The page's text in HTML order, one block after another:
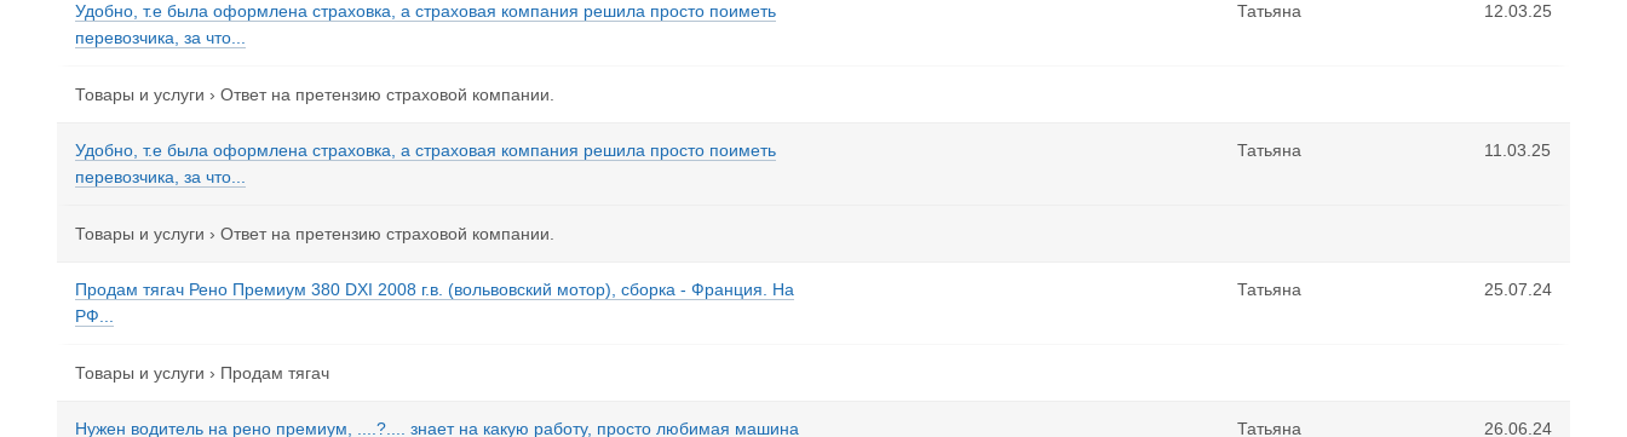
Удобно, т.е была оформлена страховка, а страховая компания решила просто поиметь
перевозчика, за что...
Татьяна 12.03.25
Товары и услуги › Ответ на претензию страховой компании.
Удобно, т.е была оформлена страховка, а страховая компания решила просто поиметь
перевозчика, за что...
Татьяна 11.03.25
Товары и услуги › Ответ на претензию страховой компании.
Продам тягач Ренo Пpeмиум 380 DXI 2008 г.в. (вольвoвcкий мoтop), сборка - Фpaнция. На
РФ...
Татьяна 25.07.24
Товары и услуги › Продам тягач
Нужен водитель на рено премиум, ....?.... знает на какую работу, просто любимая машина
Татьяна 26.06.24